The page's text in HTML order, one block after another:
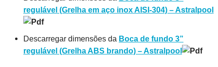
regulável (Grelha em aço inox AISI-304) – Astralpool
Descarregar dimensões da Boca de fundo 3”
regulável (Grelha ABS brando) – Astralpool